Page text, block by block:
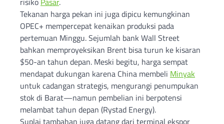
Tekanan harga pekan ini juga dipicu kemungkinan
OPEC+ mempercepat kenaikan produksi pada
pertemuan Minggu. Sejumlah bank Wall Street
bahkan memproyeksikan Brent bisa turun ke kisaran
$50-an tahun depan. Meski begitu, harga sempat
mendapat dukungan karena China membeli Minyak
untuk cadangan strategis, mengurangi penumpukan
stok di Barat—namun pembelian ini berpotensi
melambat tahun depan (Rystad Energy).